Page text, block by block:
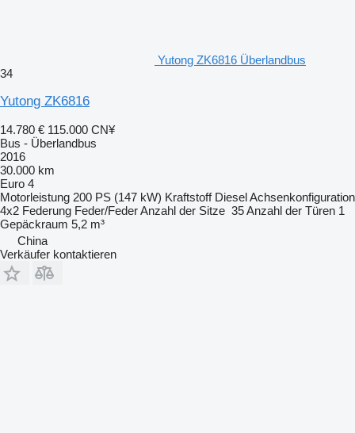
Yutong ZK6816 Überlandbus
34
Yutong ZK6816
14.780 € 115.000 CN¥
Bus - Überlandbus
2016
30.000 km
Euro 4
Motorleistung 200 PS (147 kW) Kraftstoff DieselAchsenkonfiguration
4x2 Federung Feder/FederAnzahl der Sitze 35Anzahl der Türen 1
Gepäckraum 5,2 m³
China
Verkäufer kontaktieren